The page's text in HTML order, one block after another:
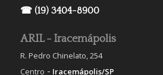
☎ (19) 3404-8900
ARIL - Iracemápolis
R. Pedro Chinelato, 254
Centro - Iracemápolis/SP